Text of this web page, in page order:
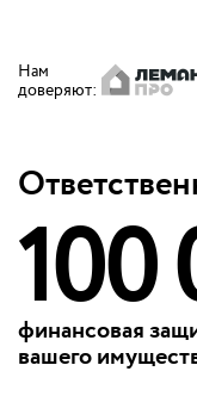
Нам
доверяют:
100
финансовая
вашего